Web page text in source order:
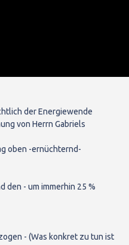
der Energiewende
von Herrn Gabriels
oben -ernüchternd-
den - um immerhin 25 %
- (Was konkret zu tun ist